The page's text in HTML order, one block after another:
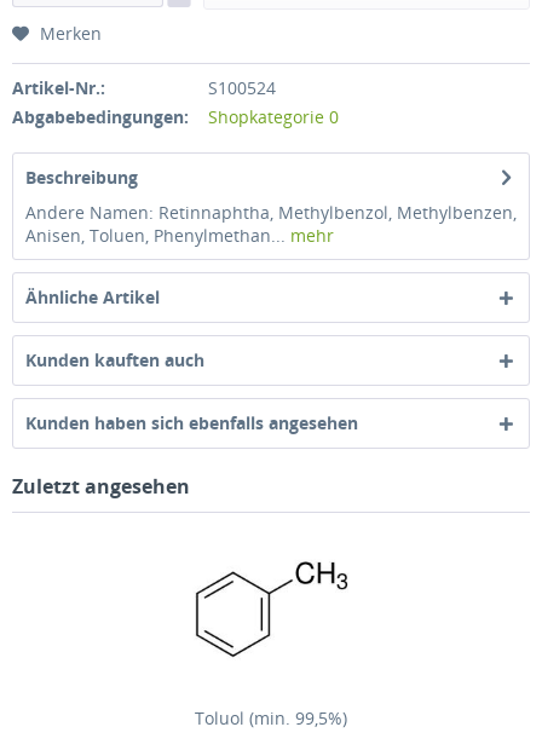
Merken
Artikel-Nr.:
S100524
Abgabebedingungen:
Shopkategorie 0
Beschreibung
Andere Namen: Retinnaphtha, Methylbenzol, Methylbenzen,
Anisen, Toluen, Phenylmethan... mehr
Ähnliche Artikel
Kunden kauften auch
Kunden haben sich ebenfalls angesehen
Zuletzt angesehen
Toluol (min. 99,5%)